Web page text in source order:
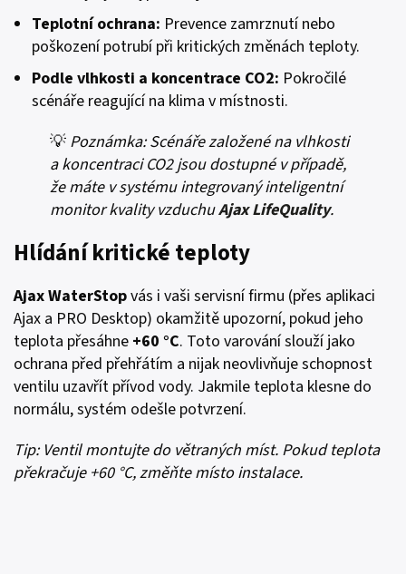
Teplotní ochrana: Prevence zamrznutí nebo
poškození potrubí při kritických změnách teploty.
Podle vlhkosti a koncentrace CO2: Pokročilé
scénáře reagující na klima v místnosti.
💡 Poznámka: Scénáře založené na vlhkosti
a koncentraciCO2jsou dostupné v případě,
že máte v systému integrovaný inteligentní
monitor kvality vzduchuAjax LifeQuality.
Hlídání kritické teploty
Ajax WaterStopvás i vaši servisní firmu (přes aplikaci
Ajax a PRO Desktop) okamžitě upozorní, pokud jeho
teplota přesáhne +60 °C. Toto varování slouží jako
ochrana před přehřátím a nijak neovlivňuje schopnost
ventilu uzavřít přívod vody. Jakmile teplota klesne do
normálu, systém odešle potvrzení.
Tip: Ventil montujte do větraných míst. Pokud teplota
překračuje +60 °C, změňte místo instalace.